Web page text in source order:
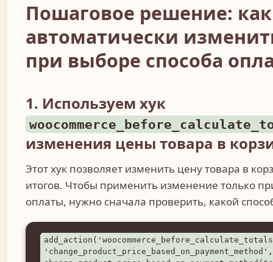
Пошаговое решение: как
автоматически
при выборе способа
1. Используем хук
изменения цены товара в
Этот хук позволяет изменить цену товара в
итогов. Чтобы применить изменение только
оплаты, нужно сначала проверить, какой